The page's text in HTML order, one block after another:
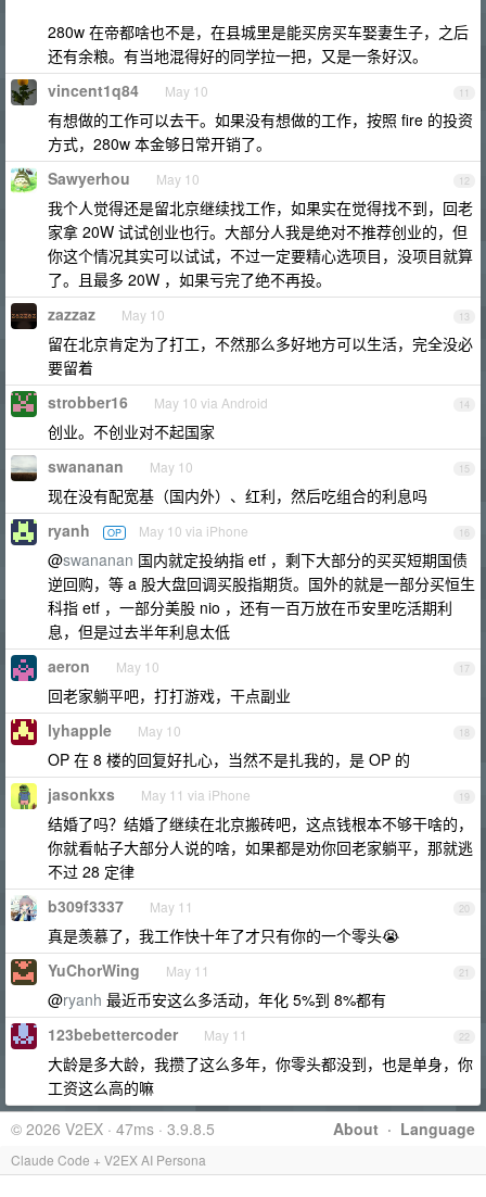
280w 在帝都啥也不是，在县城里是能买房买车娶妻生子，之后
还有余粮。有当地混得好的同学拉一把，又是一条好汉。
11
vincent1q84 May 10
有想做的工作可以去干。如果没有想做的工作，按照 fire 的投资
方式，280w 本金够日常开销了。
12
Sawyerhou May 10
我个人觉得还是留北京继续找工作，如果实在觉得找不到，回老
家拿 20W 试试创业也行。大部分人我是绝对不推荐创业的，但
你这个情况其实可以试试，不过一定要精心选项目，没项目就算
了。且最多 20W ，如果亏完了绝不再投。
13
zazzaz May 10
留在北京肯定为了打工，不然那么多好地方可以生活，完全没必
要留着
14
strobber16 May 10 via Android
创业。不创业对不起国家
15
swananan May 10
现在没有配宽基（国内外）、红利，然后吃组合的利息吗
16
ryanh OP May 10 via iPhone
@swananan 国内就定投纳指 etf ，剩下大部分的买买短期国债
逆回购，等 a 股大盘回调买股指期货。国外的就是一部分买恒生
科指 etf ，一部分美股 nio ，还有一百万放在币安里吃活期利
息，但是过去半年利息太低
17
aeron May 10
回老家躺平吧，打打游戏，干点副业
18
lyhapple May 10
OP 在 8 楼的回复好扎心，当然不是扎我的，是 OP 的
19
jasonkxs May 11 via iPhone
结婚了吗？结婚了继续在北京搬砖吧，这点钱根本不够干啥的，
你就看帖子大部分人说的啥，如果都是劝你回老家躺平，那就逃
不过 28 定律
20
b309f3337 May 11
真是羡慕了，我工作快十年了才只有你的一个零头😭
21
YuChorWing May 11
@ryanh 最近币安这么多活动，年化 5%到 8%都有
22
123bebettercoder May 11
大龄是多大龄，我攒了这么多年，你零头都没到，也是单身，你
工资这么高的嘛
About · Language
© 2026 V2EX · 47ms · 3.9.8.5
Claude Code + V2EX AI Persona